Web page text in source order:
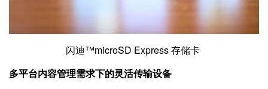
闪迪™microSD Express 存储卡
多平台内容管理需求下的灵活传输设备